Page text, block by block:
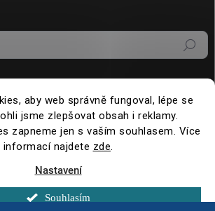
aby web správně fungoval, lépe se
jsme zlepšovat obsah i reklamy.
zapneme jen s vaším souhlasem. Více
informací najdete zde.
Nastavení
Souhlasím
Hledat
. Všechna práva vyhrazena.
cookies